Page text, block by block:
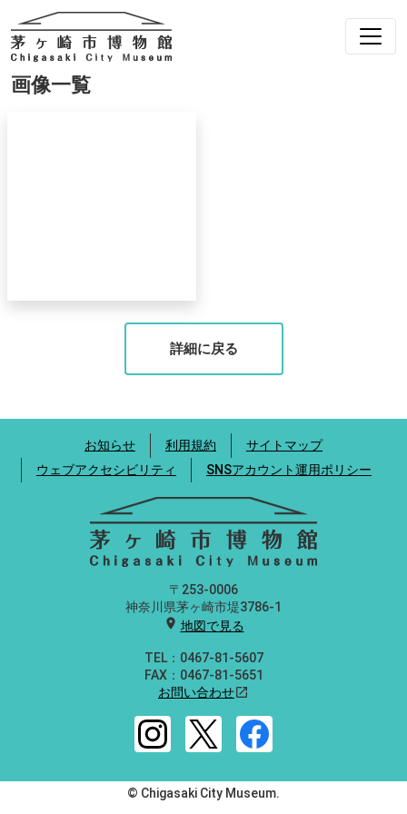
画像一覧
詳細に戻る
お知らせ 利用規約
サイトマップ
ウェブアクセシビリティ
SNSアカウント運用ポリシー
〒253-0006
神奈川県茅ヶ崎市堤3786-1
location_on 地図で見る
TEL：0467-81-5607
FAX：0467-81-5651
お問い合わせopen_in_new
© Chigasaki City Museum.